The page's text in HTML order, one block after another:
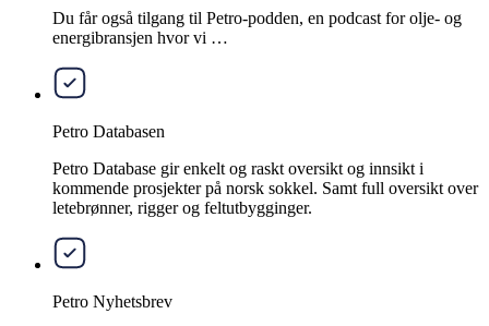
Du får også tilgang til Petro-podden, en podcast for olje- og
energibransjen hvor vi …
Petro Databasen
Petro Database gir enkelt og raskt oversikt og innsikt i
kommende prosjekter på norsk sokkel. Samt full oversikt over
letebrønner, rigger og feltutbygginger.
Petro Nyhetsbrev